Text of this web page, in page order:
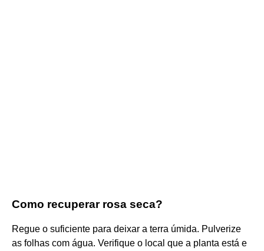
Como recuperar rosa seca?
Regue o suficiente para deixar a terra úmida. Pulverize
as folhas com água. Verifique o local que a planta está e